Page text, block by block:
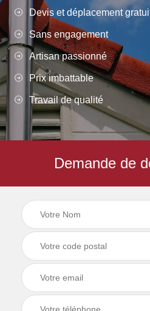
Devis et déplacement
Sans engagement
Artisan passionné
Prix imbattable
Travail de qualité
Demande de